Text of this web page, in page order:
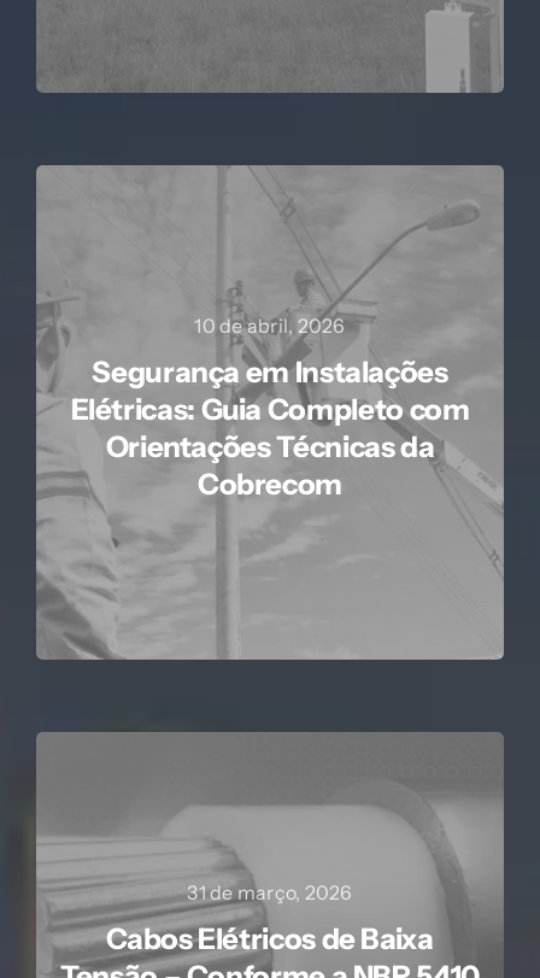
10 de abril, 2026
Segurança em Instalações
Elétricas: Guia Completo com
Orientações Técnicas da
Cobrecom
31 de março, 2026
Cabos Elétricos de Baixa